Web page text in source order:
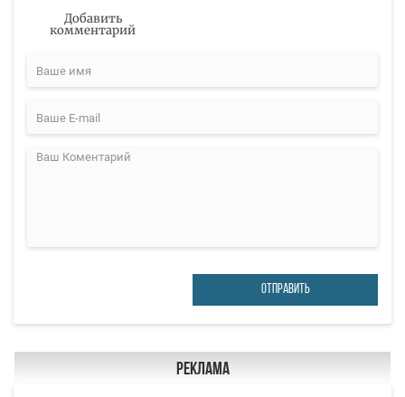
Добавить
комментарий
ОТПРАВИТЬ
Реклама